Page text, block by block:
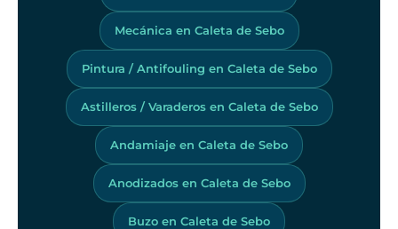
Mecánica en Caleta de Sebo
Pintura / Antifouling en Caleta de Sebo
Astilleros / Varaderos en Caleta de Sebo
Andamiaje en Caleta de Sebo
Anodizados en Caleta de Sebo
Buzo en Caleta de Sebo